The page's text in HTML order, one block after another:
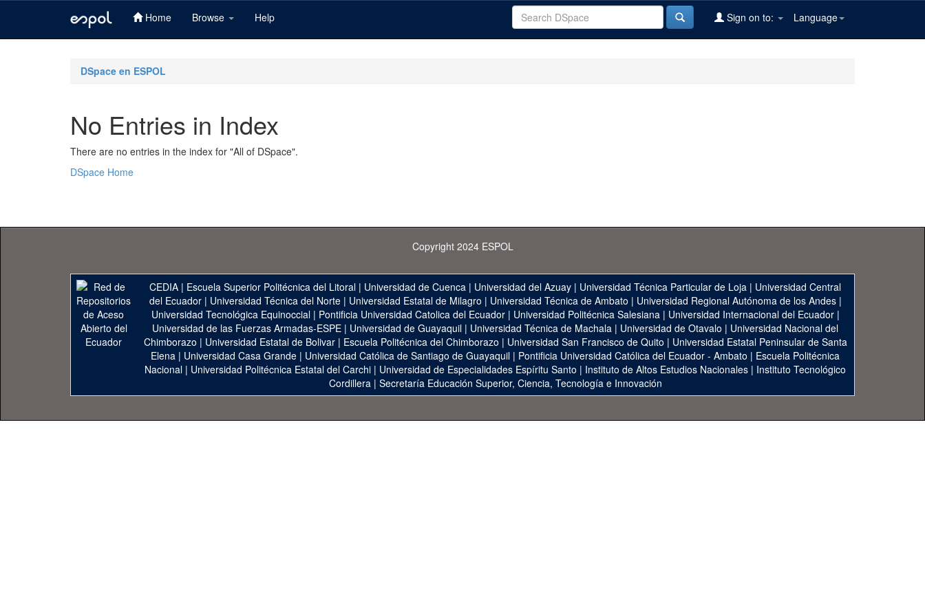
Home Browse Help Language
Sign on to:
DSpace en ESPOL
No Entries in Index
There are no entries in the index for "All of DSpace".
DSpace Home
Copyright 2024 ESPOL
CEDIA | Escuela Superior Politécnica del Litoral | Universidad de Cuenca | Universidad del Azuay | Universidad Técnica Particular de Loja | Universidad Central
del Ecuador| Universidad Técnica del Norte| Universidad Estatal de Milagro | Universidad Técnica de Ambato | Universidad Regional Autónoma de los Andes|
Universidad Tecnológica Equinoccial| Pontificia Universidad Catolica del Ecuador| Universidad Politécnica Salesiana| Universidad Internacional del Ecuador|
Universidad de las Fuerzas Armadas-ESPE | Universidad de Guayaquil | Universidad Técnica de Machala | Universidad de Otavalo | Universidad Nacional del
Chimborazo | Universidad Estatal de Bolivar| Escuela Politécnica del Chimborazo | Universidad San Francisco de Quito | Universidad Estatal Peninsular de Santa
Elena | Universidad Casa Grande | Universidad Católica de Santiago de Guayaquil | Pontificia Universidad Católica del Ecuador - Ambato | Escuela Politécnica
Nacional | Universidad Politécnica Estatal del Carchi | Universidad de Especialidades Espíritu Santo | Instituto de Altos Estudios Nacionales | Instituto Tecnológico
Cordillera| Secretaría Educación Superior, Ciencia, Tecnología e Innovación